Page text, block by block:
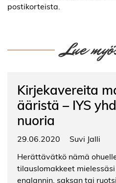
postikorteista.
Lue
Kirjekavereita
ääristä – IYS
nuoria
29.06.2020
Suvi Jalli
Herättävätkö nämä
tilauslomakkeet
englannin, saksan tai